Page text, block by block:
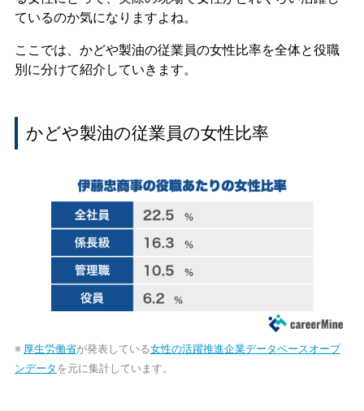
ているのか気になりますよね。
ここでは、かどや製油の従業員の女性比率を全体と役職
別に分けて紹介していきます。
かどや製油の従業員の女性比率
※ 厚生労働省が発表している女性の活躍推進企業データベースオープ
ンデータ を元に集計しています。